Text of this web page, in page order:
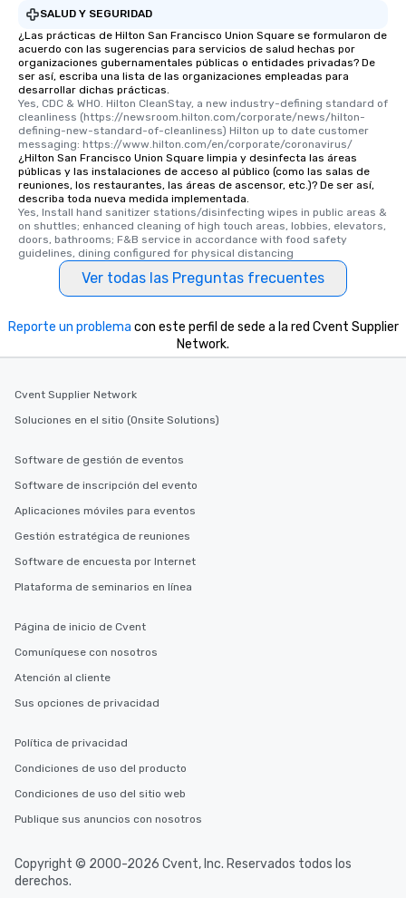
SALUD Y SEGURIDAD
¿Las prácticas de Hilton San Francisco Union Square se formularon de
acuerdo con las sugerencias para servicios de salud hechas por
organizaciones gubernamentales públicas o entidades privadas? De
ser así, escriba una lista de las organizaciones empleadas para
desarrollar dichas prácticas.
Yes, CDC & WHO. Hilton CleanStay, a new industry-defining standard of
cleanliness (https://newsroom.hilton.com/corporate/news/hilton-
defining-new-standard-of-cleanliness) Hilton up to date customer
messaging: https://www.hilton.com/en/corporate/coronavirus/
¿Hilton San Francisco Union Square limpia y desinfecta las áreas
públicas y las instalaciones de acceso al público (como las salas de
reuniones, los restaurantes, las áreas de ascensor, etc.)? De ser así,
describa toda nueva medida implementada.
Yes, Install hand sanitizer stations/disinfecting wipes in public areas &
on shuttles; enhanced cleaning of high touch areas, lobbies, elevators,
doors, bathrooms; F&B service in accordance with food safety
guidelines, dining configured for physical distancing
Ver todas las Preguntas frecuentes
Reporte un problema con este perfil de sede a la red Cvent Supplier
Network.
Cvent Supplier Network
Soluciones en el sitio (Onsite Solutions)
Software de gestión de eventos
Software de inscripción del evento
Aplicaciones móviles para eventos
Gestión estratégica de reuniones
Software de encuesta por Internet
Plataforma de seminarios en línea
Página de inicio de Cvent
Comuníquese con nosotros
Atención al cliente
Sus opciones de privacidad
Política de privacidad
Condiciones de uso del producto
Condiciones de uso del sitio web
Publique sus anuncios con nosotros
Copyright © 2000-2026 Cvent, Inc. Reservados todos los
derechos.